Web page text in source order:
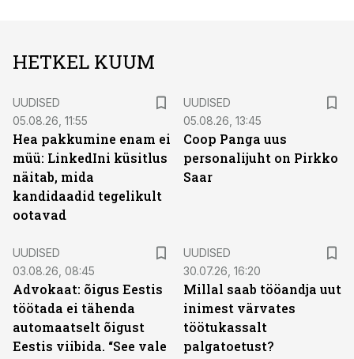
HETKEL KUUM
UUDISED
05.08.26, 11:55
Hea pakkumine enam ei
müü: LinkedIni küsitlus
näitab, mida
kandidaadid tegelikult
ootavad
UUDISED
05.08.26, 13:45
Coop Panga uus
personalijuht on Pirkko
Saar
UUDISED
03.08.26, 08:45
Advokaat: õigus Eestis
töötada ei tähenda
automaatselt õigust
Eestis viibida. “See vale
UUDISED
30.07.26, 16:20
Millal saab tööandja uut
inimest värvates
töötukassalt
palgatoetust?